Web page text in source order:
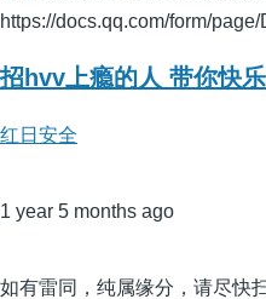
https://docs.qq.com/form/
招hvv上瘾的人 带你快
红日安全
1 year 5 months ago
如有雷同，纯属缘分，请尽快